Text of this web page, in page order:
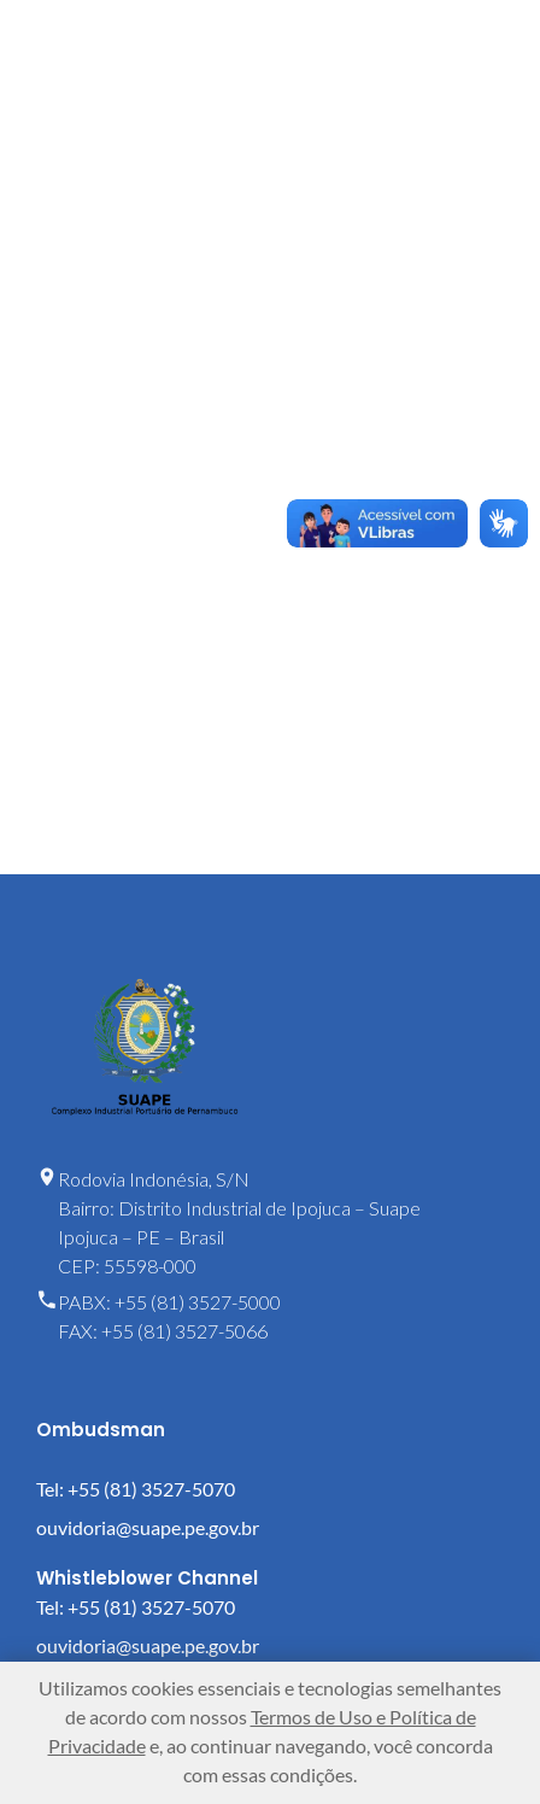
Rodovia Indonésia, S/N
Bairro: Distrito Industrial de Ipojuca – Suape
Ipojuca – PE – Brasil
CEP: 55598-000
PABX: +55 (81) 3527-5000
FAX: +55 (81) 3527-5066
Ombudsman
Tel: +55 (81) 3527-5070
ouvidoria@suape.pe.gov.br
Whistleblower Channel
Tel: +55 (81) 3527-5070
ouvidoria@suape.pe.gov.br
Contact us
How to work in the complex?
Utilizamos cookies essenciais e tecnologias semelhantes
de acordo com nossosTermos de Uso e Política de
Privacidadee, ao continuar navegando, você concorda
com essas condições.